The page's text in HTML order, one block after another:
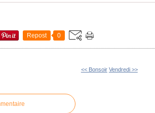
Repost 0
<< Bonsoir Vendredi >>